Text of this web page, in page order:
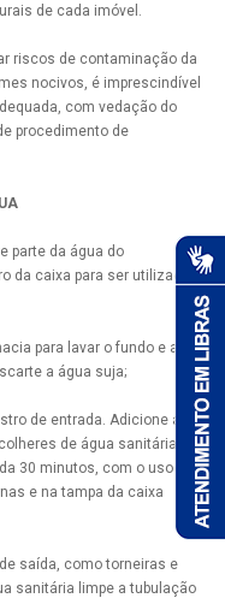
de cada imóvel.
riscos de contaminação da
nocivos, é imprescindível
com vedação do
procedimento de
parte da água do
da caixa para ser utilizada
para lavar o fundo e as
a água suja;
de entrada. Adicione água
de água sanitária e
30 minutos, com o uso de
e na tampa da caixa
saída, como torneiras e
sanitária limpe a tubulação